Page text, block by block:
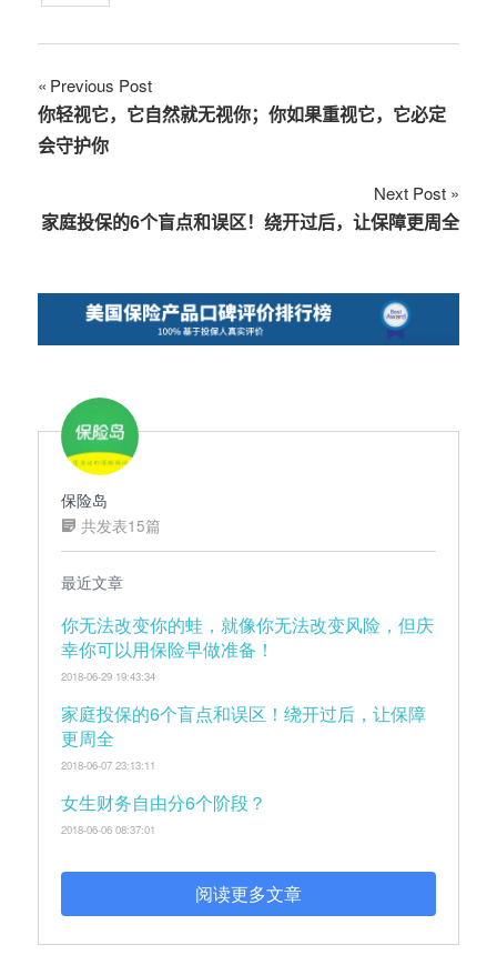
文
章
航
Previous Post
你轻视它，它自然就无视你；你如果重视它，它必定
会守护你
Next Post
家庭投保的6个盲点和误区！绕开过后，让保障更周全
保险岛
共发表15篇
最近文章
你无法改变你的蛙，就像你无法改变风险，但庆
幸你可以用保险早做准备！
2018-06-29 19:43:34
家庭投保的6个盲点和误区！绕开过后，让保障
更周全
2018-06-07 23:13:11
女生财务自由分6个阶段？
2018-06-06 08:37:01
阅读更多文章